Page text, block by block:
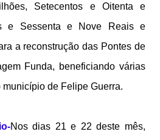
Setecentos e Oitenta e
e Sessenta e Nove Reais e
a reconstrução das Pontes de
Funda, beneficiando várias
de Felipe Guerra.
Nos dias 21 e 22 deste mês,